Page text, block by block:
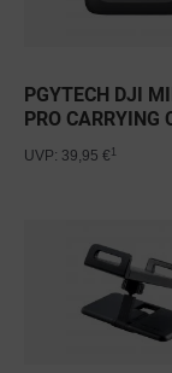
PGYTECH DJI
PRO CARRYING
UVP: 39,95 €